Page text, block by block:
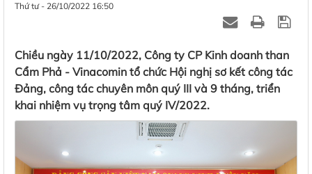
Thứ tư - 26/10/2022 16:50
Chiều ngày 11/10/2022, Công ty CP Kinh doanh than
Cẩm Phả - Vinacomin tổ chức Hội nghị sơ kết công tác
Đảng, công tác chuyên môn quý III và 9 tháng, triển
khai nhiệm vụ trọng tâm quý IV/2022.